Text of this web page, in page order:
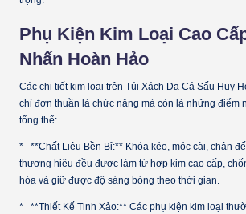
Phụ Kiện Kim Loại Cao
Nhấn Hoàn Hảo
Các chi tiết kim loại trên Túi Xách Da Cá Sấu Huy
chỉ đơn thuần là chức năng mà còn là những điểm
tổng thể:
* **Chất Liệu Bền Bỉ:** Khóa kéo, móc cài, chân
thương hiệu đều được làm từ hợp kim cao cấp,
hóa và giữ được độ sáng bóng theo thời gian.
* **Thiết Kế Tinh Xảo:** Các phụ kiện kim loại